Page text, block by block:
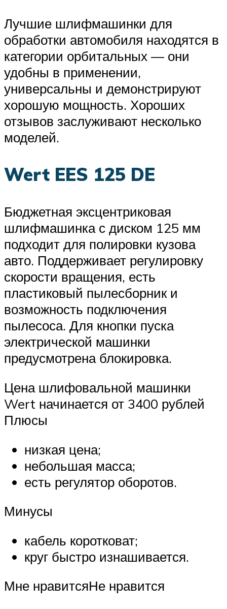
Лучшие шлифмашинки для
обработки автомобиля находятся в
категории орбитальных — они
удобны в применении,
универсальны и демонстрируют
хорошую мощность. Хороших
отзывов заслуживают несколько
моделей.
Wert EES 125 DE
Бюджетная эксцентриковая
шлифмашинка с диском 125 мм
подходит для полировки кузова
авто. Поддерживает регулировку
скорости вращения, есть
пластиковый пылесборник и
возможность подключения
пылесоса. Для кнопки пуска
электрической машинки
предусмотрена блокировка.
Цена шлифовальной машинки
Wert начинается от 3400 рублей
Плюсы
низкая цена;
небольшая масса;
есть регулятор оборотов.
Минусы
кабель коротковат;
круг быстро изнашивается.
Мне нравитсяНе нравится